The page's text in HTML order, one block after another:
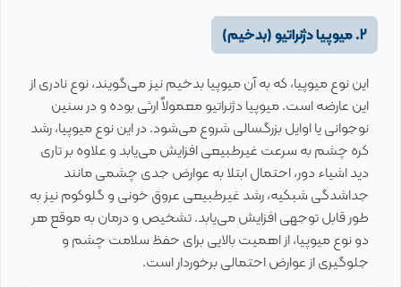
2. میوپیا دژنراتیو (بدخیم)
این نوع میوپیا، که به آن میوپیا بدخیم نیز می‌گویند، نوع نادری از
این عارضه است. میوپیا دژنراتیو معمولاً ارثی بوده و در سنین
نوجوانی یا اوایل بزرگسالی شروع می‌شود. در این نوع میوپیا، رشد
کره چشم به سرعت غیرطبیعی افزایش می‌یابد و علاوه بر تاری
دید اشیاء دور، احتمال ابتلا به عوارض جدی چشمی مانند
جداشدگی شبکیه، رشد غیرطبیعی عروق خونی و گلوکوم نیز به
طور قابل توجهی افزایش می‌یابد. تشخیص و درمان به موقع هر
دو نوع میوپیا، از اهمیت بالایی برای حفظ سلامت چشم و
جلوگیری از عوارض احتمالی برخوردار است.